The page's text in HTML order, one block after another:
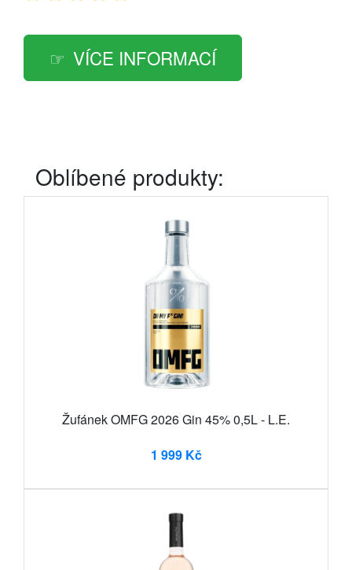
VÍCE INFORMACÍ
Oblíbené produkty:
Žufánek OMFG 2026 Gin 45% 0,5L - L.E.
1 999 Kč